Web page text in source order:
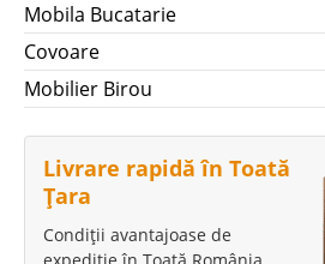
Mobila Bucatarie
Covoare
Mobilier Birou
Livrare rapidă în Toată
Țara
Condiții avantajoase de